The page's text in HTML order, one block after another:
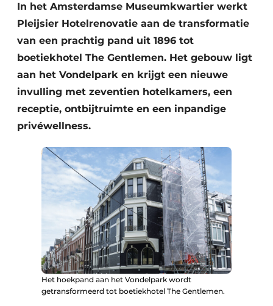
In het Amsterdamse Museumkwartier werkt
Pleijsier Hotelrenovatie aan de transformatie
van een prachtig pand uit 1896 tot
boetiekhotel The Gentlemen. Het gebouw ligt
aan het Vondelpark en krijgt een nieuwe
invulling met zeventien hotelkamers, een
receptie, ontbijtruimte en een inpandige
privéwellness.
Het hoekpand aan het Vondelpark wordt
getransformeerd tot boetiekhotel The Gentlemen.